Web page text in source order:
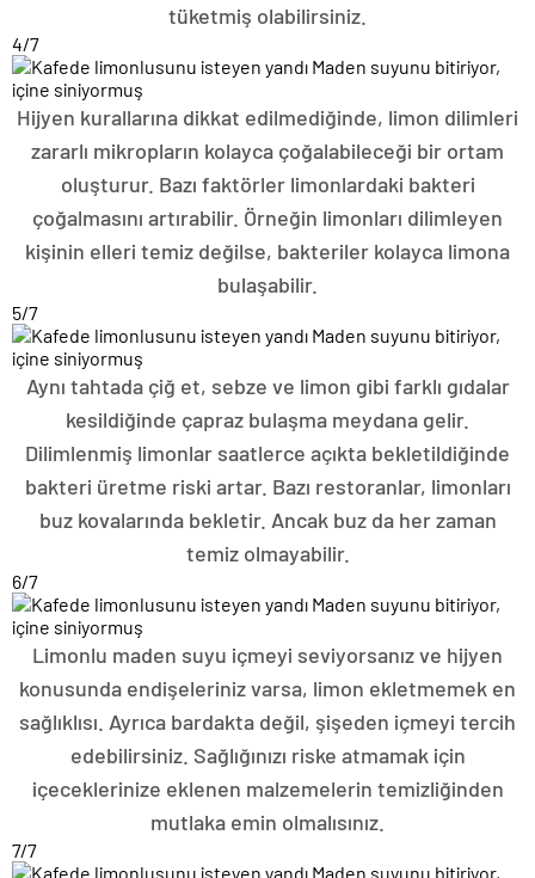
tüketmiş olabilirsiniz.
4/7
Hijyen kurallarına dikkat edilmediğinde, limon dilimleri
zararlı mikropların kolayca çoğalabileceği bir ortam
oluşturur. Bazı faktörler limonlardaki bakteri
çoğalmasını artırabilir. Örneğin limonları dilimleyen
kişinin elleri temiz değilse, bakteriler kolayca limona
bulaşabilir.
5/7
Aynı tahtada çiğ et, sebze ve limon gibi farklı gıdalar
kesildiğinde çapraz bulaşma meydana gelir.
Dilimlenmiş limonlar saatlerce açıkta bekletildiğinde
bakteri üretme riski artar. Bazı restoranlar, limonları
buz kovalarında bekletir. Ancak buz da her zaman
temiz olmayabilir.
6/7
Limonlu maden suyu içmeyi seviyorsanız ve hijyen
konusunda endişeleriniz varsa, limon ekletmemek en
sağlıklısı. Ayrıca bardakta değil, şişeden içmeyi tercih
edebilirsiniz. Sağlığınızı riske atmamak için
içeceklerinize eklenen malzemelerin temizliğinden
mutlaka emin olmalısınız.
7/7